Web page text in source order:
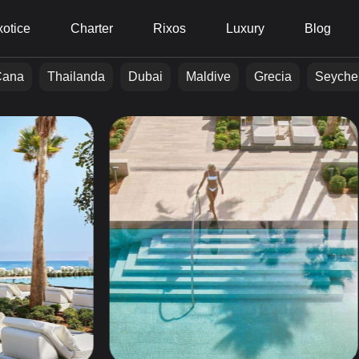
Charter Rixos Luxury Blog
Thailanda Dubai Maldive Grecia